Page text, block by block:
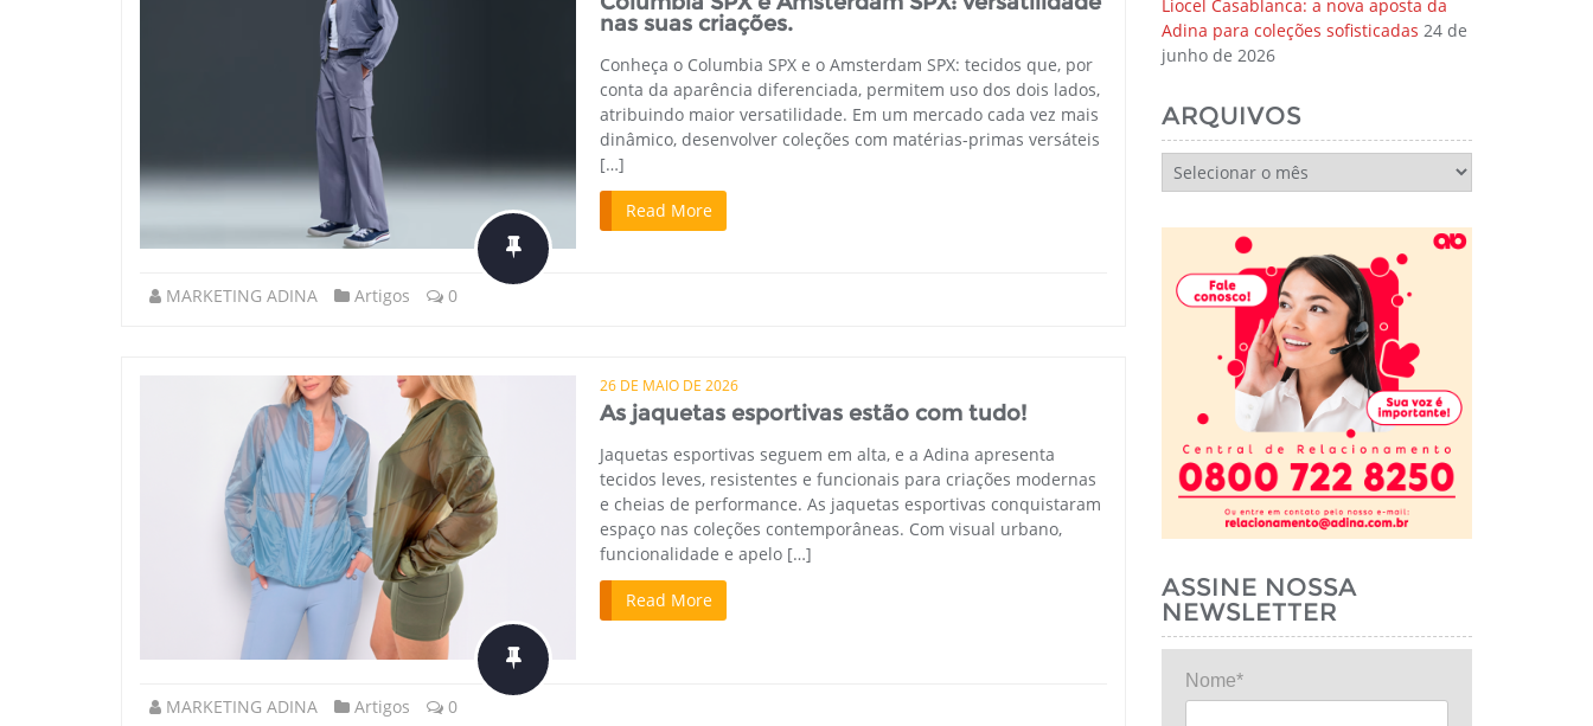
nas suas criações.
Conheça o Columbia SPX e o Amsterdam SPX: tecidos que, por
conta da aparência diferenciada, permitem uso dos dois lados,
atribuindo maior versatilidade. Em um mercado cada vez mais
dinâmico, desenvolver coleções com matérias-primas versáteis
[…]
Read More
MARKETING ADINA Artigos 0
26 DE MAIO DE 2026
As jaquetas esportivas estão com tudo!
Jaquetas esportivas seguem em alta, e a Adina apresenta
tecidos leves, resistentes e funcionais para criações modernas
e cheias de performance. As jaquetas esportivas conquistaram
espaço nas coleções contemporâneas. Com visual urbano,
funcionalidade e apelo […]
Read More
MARKETING ADINA Artigos 0
Liocel Casablanca: a nova aposta da
Adina para coleções sofisticadas 24 de
junho de 2026
ARQUIVOS
Arquivos
ASSINE NOSSA
NEWSLETTER
Nome*